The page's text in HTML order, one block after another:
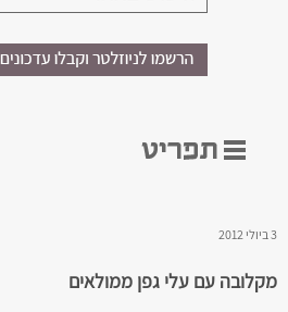
3 ביולי 2012
מקלובה עם עלי גפן ממולאים